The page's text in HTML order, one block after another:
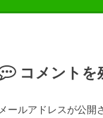
コメントを
メールアドレスが公開